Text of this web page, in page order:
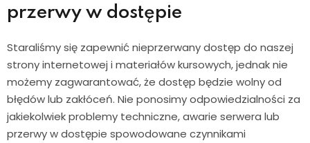
przerwy w dostępie
Staraliśmy się zapewnić nieprzerwany dostęp do naszej
strony internetowej i materiałów kursowych, jednak nie
możemy zagwarantować, że dostęp będzie wolny od
błędów lub zakłóceń. Nie ponosimy odpowiedzialności za
jakiekolwiek problemy techniczne, awarie serwera lub
przerwy w dostępie spowodowane czynnikami